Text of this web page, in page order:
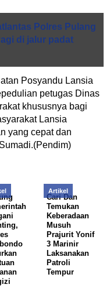
Polres Pulang
di jalur padat
Posyandu Lansia
petugas Dinas
khususnya bagi
Lansia
yang cepat dan
Artikel
Cari Dan
Temukan
Keberadaan
Musuh
Prajurit Yonif
3 Marinir
Laksanakan
Patroli
Tempur